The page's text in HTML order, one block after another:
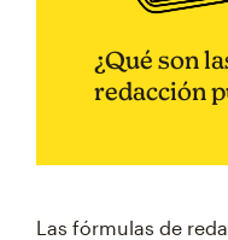
¿Qué son
redacción
Las fórmulas de